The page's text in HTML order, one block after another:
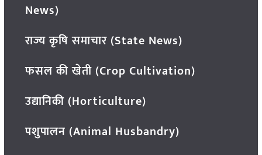
News)
राज्य कृषि समाचार (State News)
फसल की खेती (Crop Cultivation)
उद्यानिकी (Horticulture)
पशुपालन (Animal Husbandry)